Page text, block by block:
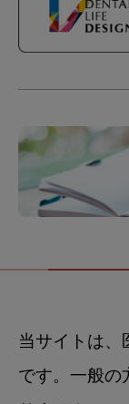
当サイトは、
です。一般の